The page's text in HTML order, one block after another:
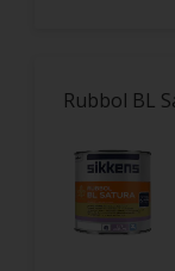
Rubbol BL